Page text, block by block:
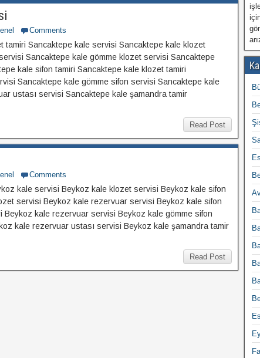
Comments
tamiri Sancaktepe kale servisi Sancaktepe kale klozet
Sancaktepe kale gömme klozet servisi Sancaktepe
kale sifon tamiri Sancaktepe kale klozet tamiri
Sancaktepe kale gömme sifon servisi Sancaktepe kale
ustası servisi Sancaktepe kale şamandra tamir
Read Post
Comments
kale servisi Beykoz kale klozet servisi Beykoz kale sifon
servisi Beykoz kale rezervuar servisi Beykoz kale sifon
Beykoz kale rezervuar servisi Beykoz kale gömme sifon
kale rezervuar ustası servisi Beykoz kale şamandra tamir
Read Post